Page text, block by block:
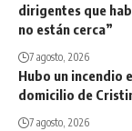
dirigentes que
no están cerca”
7 agosto, 2026
Hubo un incendio
domicilio de
7 agosto, 2026